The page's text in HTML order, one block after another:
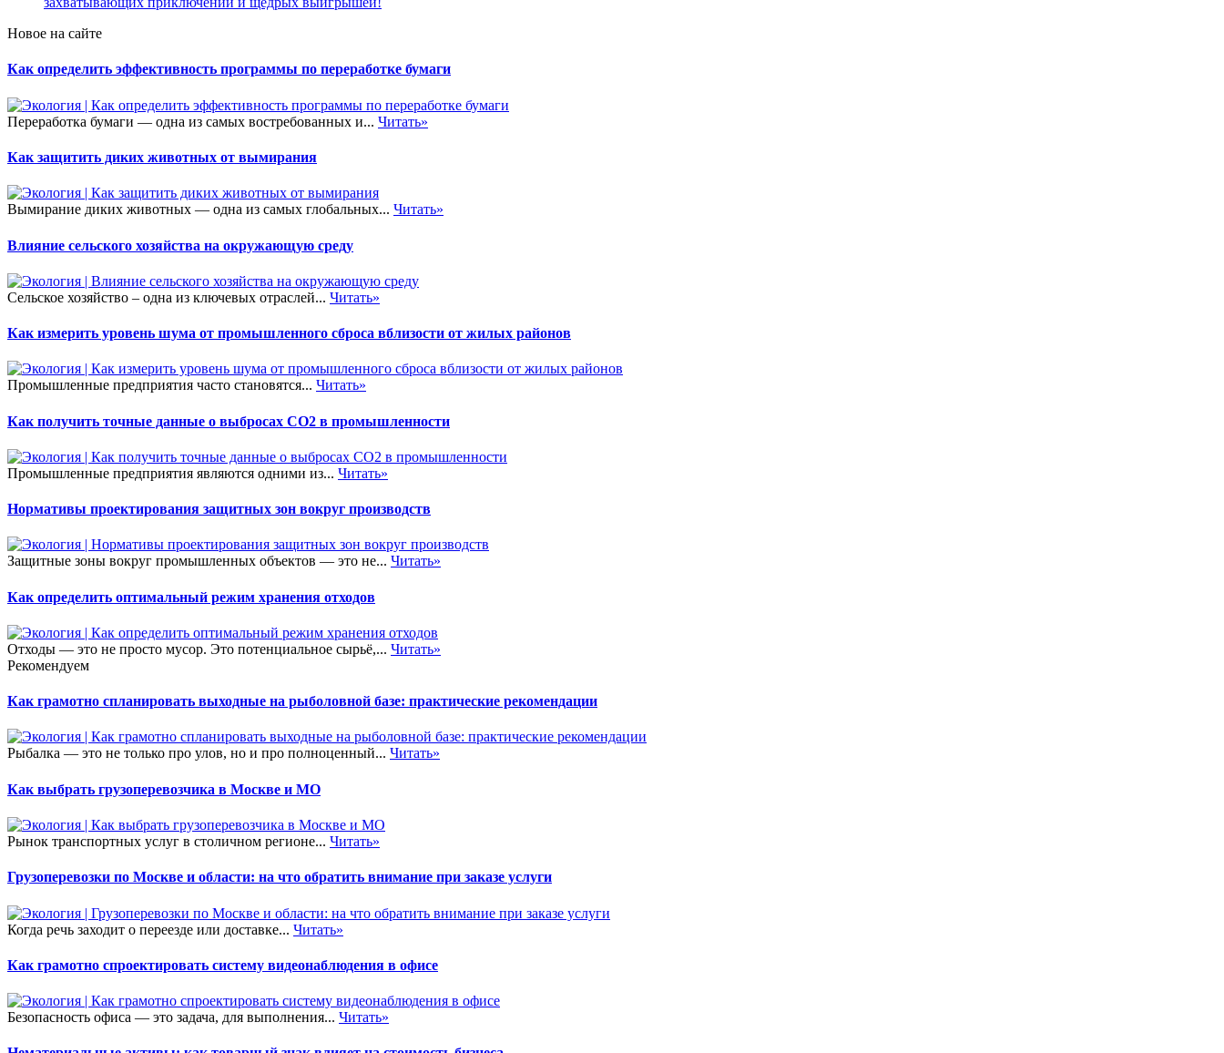
Новое на сайте
Как определить эффективность программы по переработке бумаги
Переработка бумаги — одна из самых востребованных и... Читать»
Как защитить диких животных от вымирания
Вымирание диких животных — одна из самых глобальных... Читать»
Влияние сельского хозяйства на окружающую среду
Сельское хозяйство – одна из ключевых отраслей... Читать»
Как измерить уровень шума от промышленного сброса вблизости от жилых районов
Промышленные предприятия часто становятся... Читать»
Как получить точные данные о выбросах CO2 в промышленности
Промышленные предприятия являются одними из... Читать»
Нормативы проектирования защитных зон вокруг производств
Защитные зоны вокруг промышленных объектов — это не... Читать»
Как определить оптимальный режим хранения отходов
Отходы — это не просто мусор. Это потенциальное сырьё,... Читать»
Рекомендуем
Как грамотно спланировать выходные на рыболовной базе: практические рекомендации
Рыбалка — это не только про улов, но и про полноценный... Читать»
Как выбрать грузоперевозчика в Москве и МО
Рынок транспортных услуг в столичном регионе... Читать»
Грузоперевозки по Москве и области: на что обратить внимание при заказе услуги
Когда речь заходит о переезде или доставке... Читать»
Как грамотно спроектировать систему видеонаблюдения в офисе
Безопасность офиса — это задача, для выполнения... Читать»